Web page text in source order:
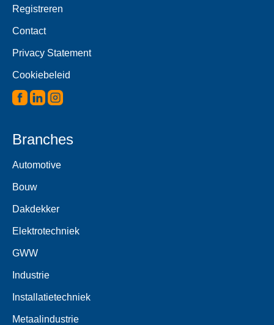
Registreren
Contact
Privacy Statement
Cookiebeleid
Branches
Automotive
Bouw
Dakdekker
Elektrotechniek
GWW
Industrie
Installatietechniek
Metaalindustrie